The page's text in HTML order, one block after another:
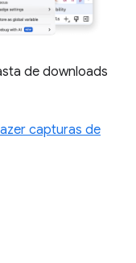
de downloads
capturas de